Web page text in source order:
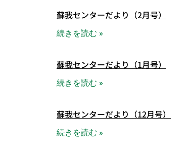
蘇我センターだより（2月号）
続きを読む »
蘇我センターだより（1月号）
続きを読む »
蘇我センターだより（12月号）
続きを読む »